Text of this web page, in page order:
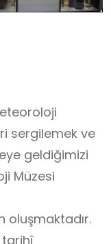
sergilemek ve
geldiğimizi
Müzesi
oluşmaktadır.
tarihî